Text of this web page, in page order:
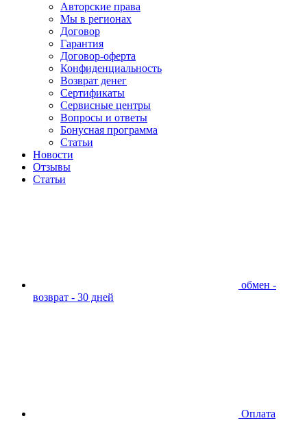
Авторские права
Мы в регионах
Договор
Гарантия
Договор-оферта
Конфиденциальность
Возврат денег
Сертификаты
Сервисные центры
Вопросы и ответы
Бонусная программа
Статьи
Новости
Отзывы
Статьи
обмен -
возврат - 30 дней
Оплата